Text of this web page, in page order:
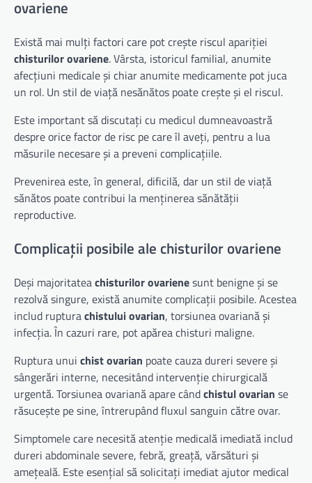
ovariene
Există mai mulți factori care pot crește riscul apariției
chisturilor ovariene. Vârsta, istoricul familial, anumite
afecțiuni medicale și chiar anumite medicamente pot juca
un rol. Un stil de viață nesănătos poate crește și el riscul.
Este important să discutați cu medicul dumneavoastră
despre orice factor de risc pe care îl aveți, pentru a lua
măsurile necesare și a preveni complicațiile.
Prevenirea este, în general, dificilă, dar un stil de viață
sănătos poate contribui la menținerea sănătății
reproductive.
Complicații posibile ale chisturilor ovariene
Deși majoritateachisturilor ovarienesunt benigne și se
rezolvă singure, există anumite complicații posibile. Acestea
includ rupturachistului ovarian, torsiunea ovariană și
infecția. În cazuri rare, pot apărea chisturi maligne.
Ruptura unui chist ovarian poate cauza dureri severe și
sângerări interne, necesitând intervenție chirurgicală
urgentă. Torsiunea ovariană apare cândchistul ovarian se
răsucește pe sine, întrerupând fluxul sanguin către ovar.
Simptomele care necesită atenție medicală imediată includ
dureri abdominale severe, febră, greață, vărsături și
amețeală. Este esențial să solicitați imediat ajutor medical